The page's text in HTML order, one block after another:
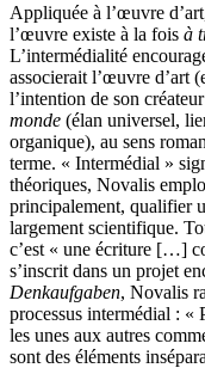
Appliquée à l’œuvre
l’œuvre existe à la fois à
L’intermédialité
associerait l’œuvre d’art
l’intention de son
monde (élan universel,
organique), au sens
terme. « Intermédial »
théoriques, Novalis
principalement, qualifier
largement scientifique.
c’est « une écriture […]
s’inscrit dans un projet
Denkaufgaben, Novalis
processus intermédial : «
les unes aux autres
sont des éléments